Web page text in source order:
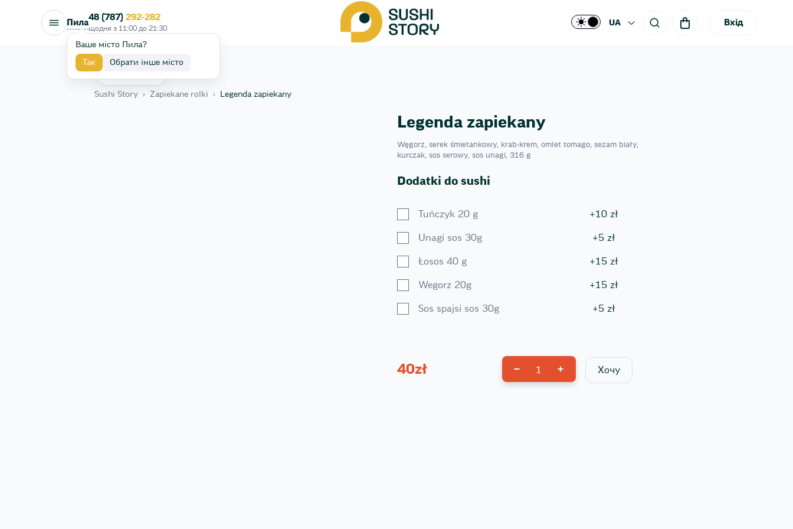
Пила
Ваше місто Пила?
Так Обрати інше місто
48 (787) 292-282
щодня з 11:00 до 21:30
UA Вхід
Sushi Story › Zapiekane rolki › Legenda zapiekany
Legenda zapiekany
Węgorz, serek śmietankowy, krab-krem, omlet tomago, sezam biały,
kurczak, sos serowy, sos unagi, 316 g
Dodatki do sushi
Tuńczyk 20 g +10 zł
Unagi sos 30g +5 zł
Łosos 40 g +15 zł
Wegorz 20g +15 zł
Sos spajsi sos 30g +5 zł
40zł 1 Хочу